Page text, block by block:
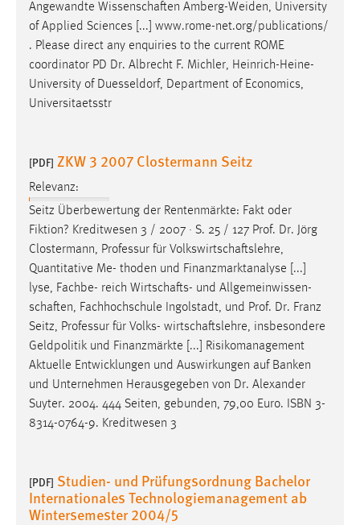
Angewandte Wissenschaften Amberg-Weiden, University
of Applied Sciences [...] www.rome-net.org/publications/
. Please direct any enquiries to the current ROME
coordinator PD Dr. Albrecht F. Michler, Heinrich-Heine-
University of Duesseldorf, Department of Economics,
Universitaetsstr
[PDF] ZKW 3 2007 Clostermann Seitz
Relevanz:
Seitz Überbewertung der Rentenmärkte: Fakt oder
Fiktion? Kreditwesen 3 / 2007 · S. 25 / 127 Prof. Dr. Jörg
Clostermann, Professur für Volkswirtschaftslehre,
Quantitative Me- thoden und Finanzmarktanalyse [...]
lyse, Fachbe- reich Wirtschafts- und Allgemeinwissen-
schaften, Fachhochschule Ingolstadt, und Prof. Dr. Franz
Seitz, Professur für Volks- wirtschaftslehre, insbesondere
Geldpolitik und Finanzmärkte [...] Risikomanagement
Aktuelle Entwicklungen und Auswirkungen auf Banken
und Unternehmen Herausgegeben von Dr. Alexander
Suyter. 2004. 444 Seiten, gebunden, 79,00 Euro. ISBN 3-
8314-0764-9. Kreditwesen 3
[PDF] Studien- und Prüfungsordnung Bachelor
Internationales Technologiemanagement ab
Wintersemester 2004/5